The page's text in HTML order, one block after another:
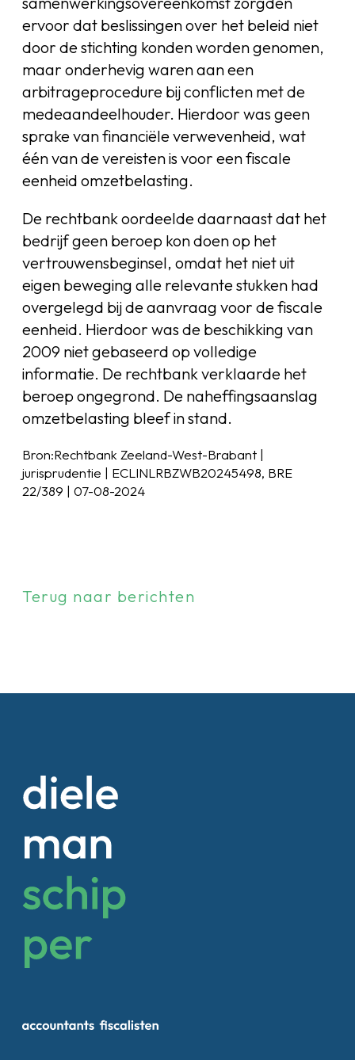
ervoor dat beslissingen over het beleid niet
door de stichting konden worden genomen,
maar onderhevig waren aan een
arbitrageprocedure bij conflicten met de
medeaandeelhouder. Hierdoor was geen
sprake van financiële verwevenheid, wat
één van de vereisten is voor een fiscale
eenheid omzetbelasting.
De rechtbank oordeelde daarnaast dat het
bedrijf geen beroep kon doen op het
vertrouwensbeginsel, omdat het niet uit
eigen beweging alle relevante stukken had
overgelegd bij de aanvraag voor de fiscale
eenheid. Hierdoor was de beschikking van
2009 niet gebaseerd op volledige
informatie. De rechtbank verklaarde het
beroep ongegrond. De naheffingsaanslag
omzetbelasting bleef in stand.
Bron:Rechtbank Zeeland-West-Brabant |
jurisprudentie | ECLINLRBZWB20245498, BRE
22/389 | 07-08-2024
Terug naar berichten